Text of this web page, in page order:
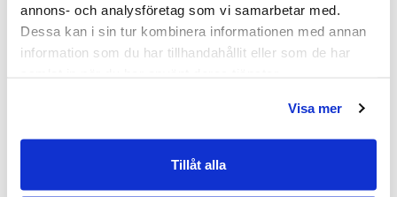
annons- och analysföretag som vi samarbetar med.
Dessa kan i sin tur kombinera informationen med annan
information som du har tillhandahållit eller som de har
Visa mer
Tillåt alla
Haven H2 Serie
Haven H2 Kommoder